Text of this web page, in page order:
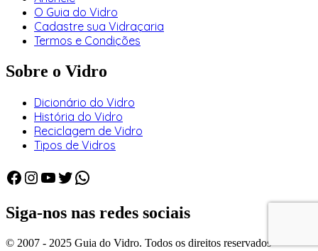
O Guia do Vidro
Cadastre sua Vidraçaria
Termos e Condições
Sobre o Vidro
Dicionário do Vidro
História do Vidro
Reciclagem de Vidro
Tipos de Vidros
Facebook
Instagram
Youtube
Twitter
WhatsApp
Siga-nos nas redes sociais
© 2007 - 2025 Guia do Vidro. Todos os direitos reservados